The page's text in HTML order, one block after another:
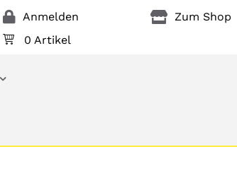
Anmelden
Zum Shop
0 Artikel